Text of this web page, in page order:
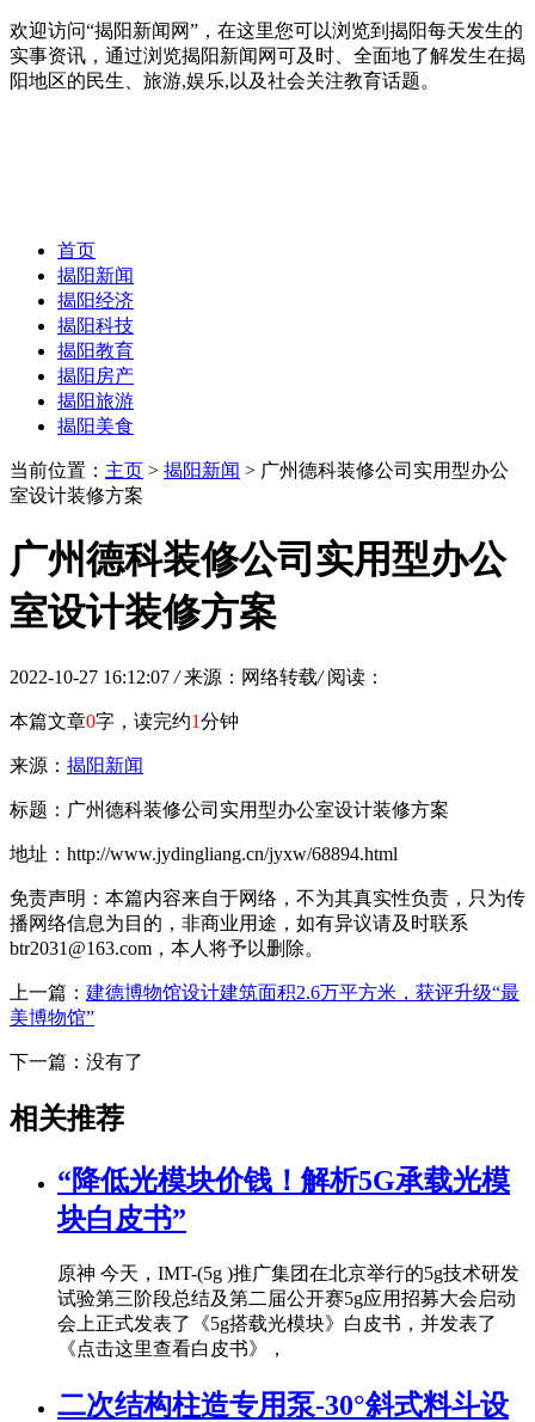
欢迎访问“揭阳新闻网”，在这里您可以浏览到揭阳每天发生的
实事资讯，通过浏览揭阳新闻网可及时、全面地了解发生在揭
阳地区的民生、旅游,娱乐,以及社会关注教育话题。
首页
揭阳新闻
揭阳经济
揭阳科技
揭阳教育
揭阳房产
揭阳旅游
揭阳美食
当前位置： 主页 > 揭阳新闻 > 广州德科装修公司实用型办公
室设计装修方案
广州德科装修公司实用型办公
室设计装修方案
2022-10-27 16:12:07 / 来源：网络转载/ 阅读：
本篇文章0字，读完约1分钟
来源： 揭阳新闻
标题：广州德科装修公司实用型办公室设计装修方案
地址：http://www.jydingliang.cn/jyxw/68894.html
免责声明：本篇内容来自于网络，不为其真实性负责，只为传
播网络信息为目的，非商业用途，如有异议请及时联系
btr2031@163.com，本人将予以删除。
上一篇： 建德博物馆设计建筑面积2.6万平方米，获评升级“最
美博物馆”
下一篇：没有了
相关推荐
“降低光模块价钱！解析5G承载光模
块白皮书”
原神 今天，IMT-(5g )推广集团在北京举行的5g技术研发
试验第三阶段总结及第二届公开赛5g应用招募大会启动
会上正式发表了《5g搭载光模块》白皮书，并发表了
《点击这里查看白皮书》，
二次结构柱造专用泵-30°斜式料斗设